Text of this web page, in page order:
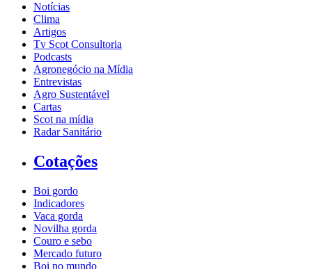
Notícias
Clima
Artigos
Tv Scot Consultoria
Podcasts
Agronegócio na Mídia
Entrevistas
Agro Sustentável
Cartas
Scot na mídia
Radar Sanitário
Cotações
Boi gordo
Indicadores
Vaca gorda
Novilha gorda
Couro e sebo
Mercado futuro
Boi no mundo